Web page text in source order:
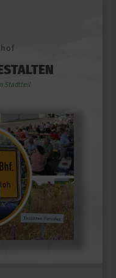
Stadtteil